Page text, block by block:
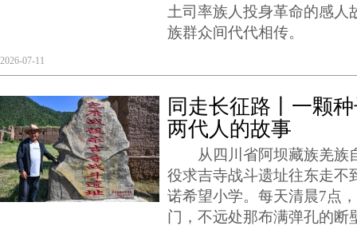
土司率族人投身革命的感人
族群众间代代相传。
2026-07-11
同走长征路丨一颗
两代人的故事
从四川省阿坝藏族羌族
役求吉寺战斗遗址往东走不
诺希望小学。每天清晨7点
门，不远处那布满弹孔的断